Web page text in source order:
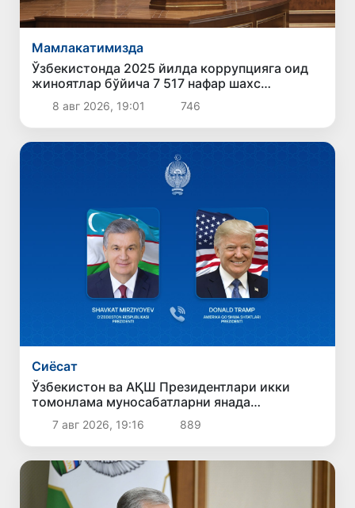
Мамлакатимизда
Ўзбекистонда 2025 йилда коррупцияга оид
жиноятлар бўйича 7 517 нафар шахс
жавобгарликка тортилган
8 авг 2026, 19:01 746
Сиёсат
Ўзбекистон ва АҚШ Президентлари икки
томонлама муносабатларни янада
мустаҳкамлаш истиқболларини муҳокама
қилдилар
7 авг 2026, 19:16 889